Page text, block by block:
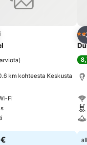
suosikkeihin
)
km kohteesta Keskusta
Fi
5